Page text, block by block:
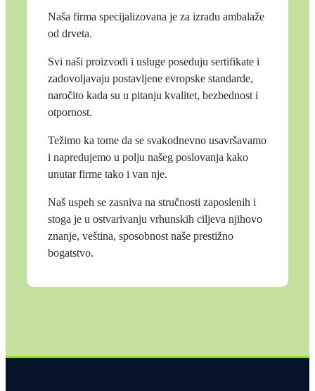
Naša firma specijalizovana je za izradu ambalaže
od drveta.
Svi naši proizvodi i usluge poseduju sertifikate i
zadovoljavaju postavljene evropske standarde,
naročito kada su u pitanju kvalitet, bezbednost i
otpornost.
Težimo ka tome da se svakodnevno usavršavamo
i napredujemo u polju našeg poslovanja kako
unutar firme tako i van nje.
Naš uspeh se zasniva na stručnosti zaposlenih i
stoga je u ostvarivanju vrhunskih ciljeva njihovo
znanje, veština, sposobnost naše prestižno
bogatstvo.